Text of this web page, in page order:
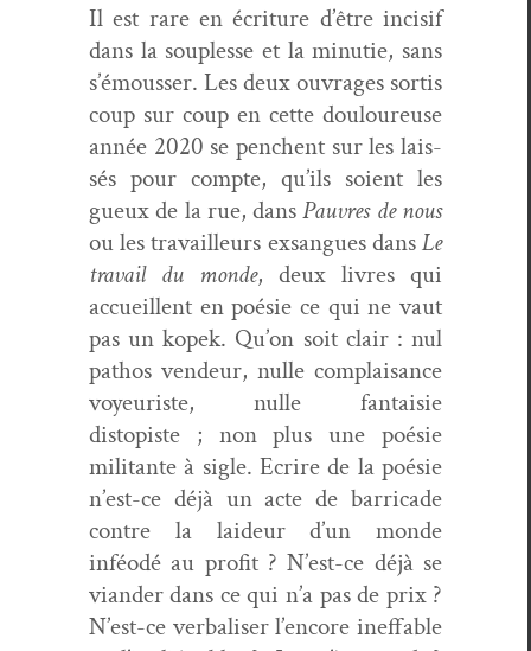
Il est rare en écri­t­ure d’être incisif
dans la sou­p­lesse et la minu­tie, sans
s’émousser. Les deux ouvrages sor­tis
coup sur coup en cette douloureuse
année 2020 se penchent sur les lais­
sés pour compte, qu’ils soient les
gueux de la rue, dansPau­vres de nous
ou les tra­vailleurs exsangues dansLe
tra­vail du monde, deux livres qui
accueil­lent en poésie ce qui ne vaut
pas un kopek. Qu’on soit clair : nul
pathos vendeur, nulle com­plai­sance
voyeuriste, nulle fan­taisie
distopiste ; non plus une poésie
mil­i­tante à sigle. Ecrire de la poésie
n’est-ce déjà un acte de bar­ri­cade
con­tre la laideur d’un monde
inféodé au prof­it ? N’est-ce déjà se
vian­der dans ce qui n’a pas de prix ?
N’est-ce ver­balis­er l’encore inef­fa­ble